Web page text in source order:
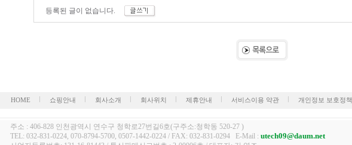
등록된 글이 없습니다.
HOME 쇼핑안내 회사소개 회사위치 제휴안내 서비스이용 약관 개인정보 보호정책
주소 : 406-828 인천광역시 연수구 청학로27번길6호(구주소:청학동 520-27 )
TEL: 032-831-0224, 070-8794-5700, 0507-1442-0224 / FAX: 032-831-0294 E-Mail : utech09@daum.net